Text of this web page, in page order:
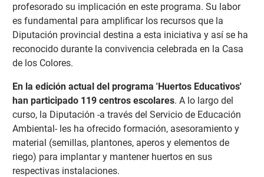
profesorado su implicación en este programa. Su labor
es fundamental para amplificar los recursos que la
Diputación provincial destina a esta iniciativa y así se ha
reconocido durante la convivencia celebrada en la Casa
de los Colores.
En la edición actual del programa 'Huertos Educativos'
han participado 119 centros escolares. A lo largo del
curso, la Diputación -a través del Servicio de Educación
Ambiental- les ha ofrecido formación, asesoramiento y
material (semillas, plantones, aperos y elementos de
riego) para implantar y mantener huertos en sus
respectivas instalaciones.